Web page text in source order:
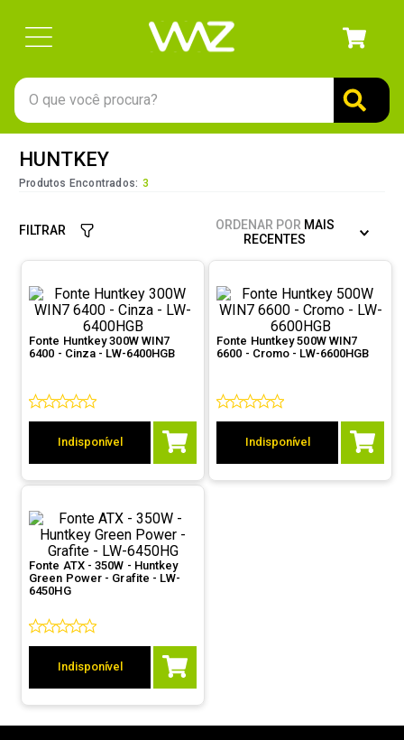
O que você procura?
HUNTKEY
Produtos Encontrados: 3
FILTRAR ORDENAR POR MAIS
RECENTES
Fonte Huntkey 300W WIN7
6400 - Cinza - LW-6400HGB
Indisponível
Fonte Huntkey 500W WIN7
6600 - Cromo - LW-6600HGB
Indisponível
Fonte ATX - 350W - Huntkey
Green Power - Grafite - LW-
6450HG
Indisponível
teclado
4º
ssd
5º
openbox
7
fractal
controle
9º
10